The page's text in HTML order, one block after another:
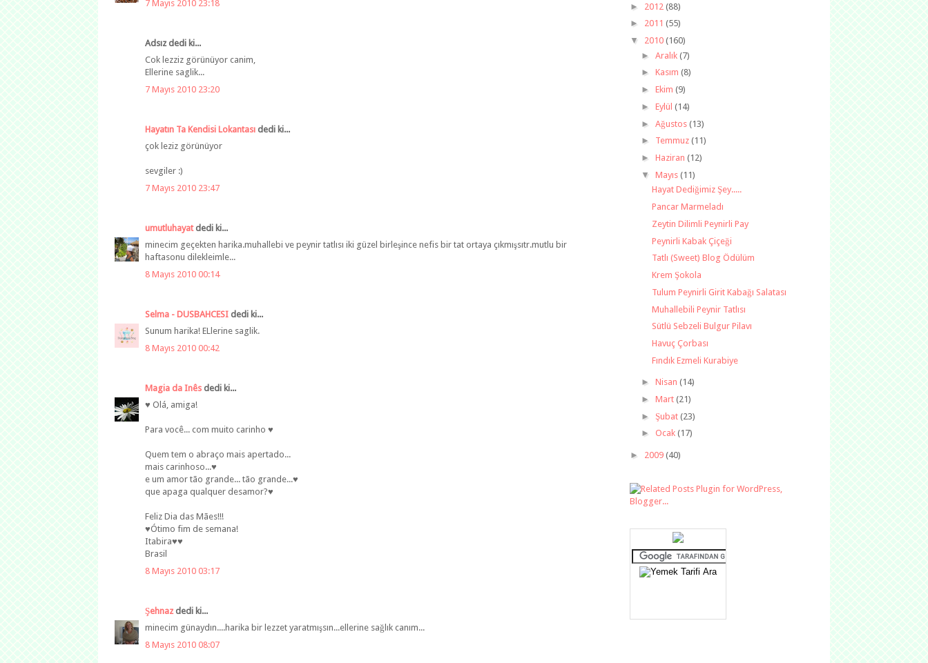
7 Mayıs 2010 23:18
Adsız dedi ki...
Cok lezziz görünüyor canim,
Ellerine saglik...
7 Mayıs 2010 23:20
Hayatın Ta Kendisi Lokantası dedi ki...
çok leziz görünüyor
sevgiler :)
7 Mayıs 2010 23:47
umutluhayatdedi ki...
minecim geçekten harika.muhallebi ve peynir tatlısı iki güzel birleşince nefis bir tat ortaya çıkmışsıtr.mutlu bir
haftasonu dilekleimle...
8 Mayıs 2010 00:14
Selma - DUSBAHCESI dedi ki...
Sunum harika! ELlerine saglik.
8 Mayıs 2010 00:42
Magia da Inês dedi ki...
♥ Olá, amiga!
Para você... com muito carinho ♥
Quem tem o abraço mais apertado...
mais carinhoso...♥
e um amor tão grande... tão grande...♥
que apaga qualquer desamor?♥
Feliz Dia das Mães!!!
♥Ótimo fim de semana!
Itabira♥♥
Brasil
8 Mayıs 2010 03:17
Şehnaz dedi ki...
minecim günaydın....harika bir lezzet yaratmışsın...ellerine sağlık canım...
8 Mayıs 2010 08:07
► 2012 (88)
► 2011 (55)
▼ 2010 (160)
► Aralık (7)
► Kasım (8)
► Ekim (9)
► Eylül (14)
► Ağustos (13)
► Temmuz (11)
► Haziran (12)
▼ Mayıs (11)
Hayat Dediğimiz Şey.....
Pancar Marmeladı
Zeytin Dilimli Peynirli Pay
Peynirli Kabak Çiçeği
Tatlı (Sweet) Blog Ödülüm
Krem Şokola
Tulum Peynirli Girit Kabağı Salatası
Muhallebili Peynir Tatlısı
Sütlü Sebzeli Bulgur Pilavı
Havuç Çorbası
Fındık Ezmeli Kurabiye
► Nisan (14)
► Mart (21)
► Şubat (23)
► Ocak (17)
► 2009 (40)